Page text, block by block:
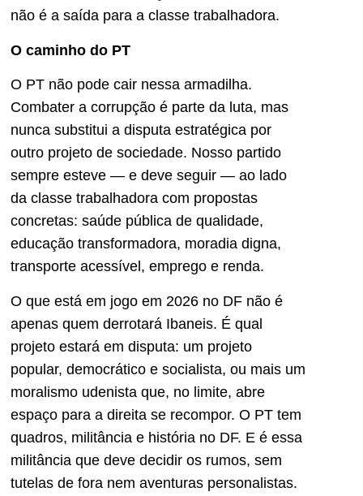
não é a saída para a classe trabalhadora.
O caminho do PT
O PT não pode cair nessa armadilha.
Combater a corrupção é parte da luta, mas
nunca substitui a disputa estratégica por
outro projeto de sociedade. Nosso partido
sempre esteve — e deve seguir — ao lado
da classe trabalhadora com propostas
concretas: saúde pública de qualidade,
educação transformadora, moradia digna,
transporte acessível, emprego e renda.
O que está em jogo em 2026 no DF não é
apenas quem derrotará Ibaneis. É qual
projeto estará em disputa: um projeto
popular, democrático e socialista, ou mais um
moralismo udenista que, no limite, abre
espaço para a direita se recompor. O PT tem
quadros, militância e história no DF. E é essa
militância que deve decidir os rumos, sem
tutelas de fora nem aventuras personalistas.